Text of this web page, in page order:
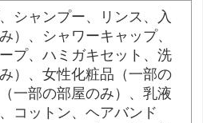
シャンプー、リンス、入
）、シャワーキャップ、
プ、ハミガキセット、洗
）、女性化粧品（一部の
一部の部屋のみ）、乳液
コットン、ヘアバンド